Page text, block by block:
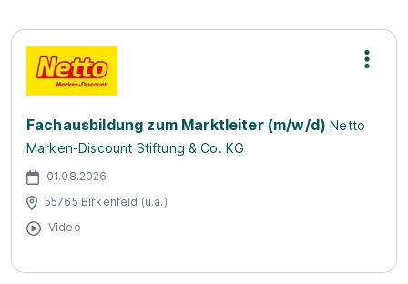
Fachausbildung zum Marktleiter (m/w/d) Netto
Marken-Discount Stiftung & Co. KG
01.08.2026
55765 Birkenfeld (u.a.)
Video